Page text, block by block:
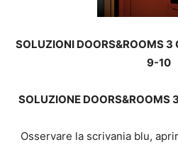
SOLUZIONI DOORS&ROOMS
9-10
SOLUZIONE DOORS&ROOMS
Osservare la scrivania blu,